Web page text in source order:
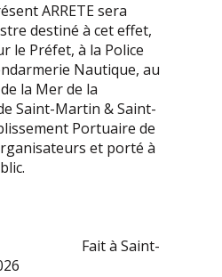
ARRETE sera
destiné à cet effet,
le Préfet, à la Police
Nautique, au
la Mer de la
Saint-Martin & Saint-
Portuaire de
et porté à
Saint-